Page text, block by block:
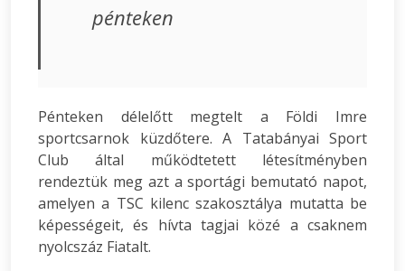
pénteken
Pénteken délelőtt megtelt a Földi Imre
sportcsarnok küzdőtere. A Tatabányai Sport
Club által működtetett létesítményben
rendeztük meg azt a sportági bemutató napot,
amelyen a TSC kilenc szakosztálya mutatta be
képességeit, és hívta tagjai közé a csaknem
nyolcszáz Fiatalt.